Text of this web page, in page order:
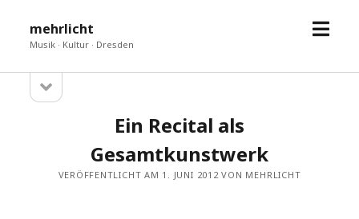
mehrlicht
Musik · Kultur · Dresden
Menü
Sidebar
öffnen
Ein Recital als
Gesamtkunstwerk
VERÖFFENTLICHT AM 1. JUNI 2012 VON MEHRLICHT